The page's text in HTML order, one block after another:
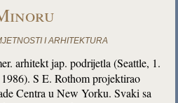
I ARHITEKTURA
arhitekt jap. podrijetla (Seattle, 1.
S E. Rothom projektirao
Centra u New Yorku. Svaki sa